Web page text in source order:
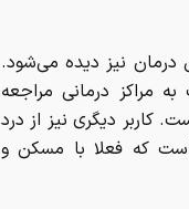
درمان نیز دیده می‌شود.
مراکز درمانی مراجعه
کاربر دیگری نیز از درد
است که فعلا با مسکن و